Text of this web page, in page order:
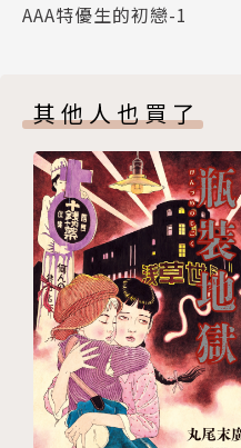
AAA特優生的初戀-1
其他人也買了